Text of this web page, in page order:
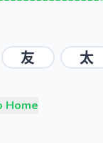
友 太
Home